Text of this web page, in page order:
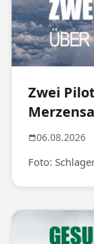
Zwei
06.08.2026
Foto: